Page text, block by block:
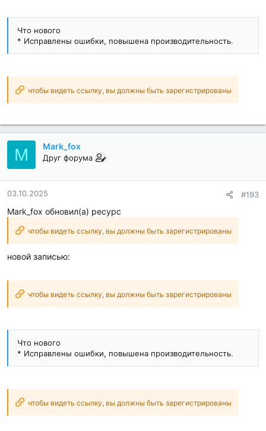
Что нового
* Исправлены ошибки, повышена производительность.
чтобы видеть ссылку, вы должны быть зарегистрированы
M Mark_fox
Друг форума
03.10.2025 #193
Mark_fox обновил(а) ресурс
чтобы видеть ссылку, вы должны быть зарегистрированы
новой записью:
чтобы видеть ссылку, вы должны быть зарегистрированы
Что нового
* Исправлены ошибки, повышена производительность.
чтобы видеть ссылку, вы должны быть зарегистрированы